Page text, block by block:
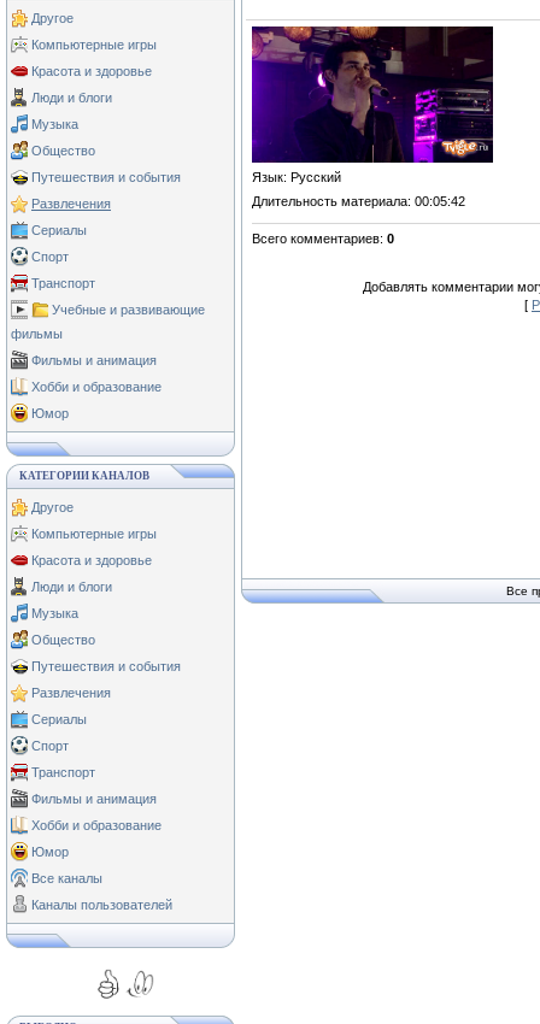
Другое
Компьютерные игры
Красота и здоровье
Люди и блоги
Музыка
Общество
Путешествия и события
Развлечения
Сериалы
Спорт
Транспорт
Учебные и развивающие
фильмы
Фильмы и анимация
Хобби и образование
Юмор
КАТЕГОРИИ КАНАЛОВ
Другое
Компьютерные игры
Красота и здоровье
Люди и блоги
Музыка
Общество
Путешествия и события
Развлечения
Сериалы
Спорт
Транспорт
Фильмы и анимация
Хобби и образование
Юмор
Все каналы
Каналы пользователей
Язык: Русский
Длительность материала: 00:05:42
Всего комментариев: 0
Добавлять комментарии
[
Все